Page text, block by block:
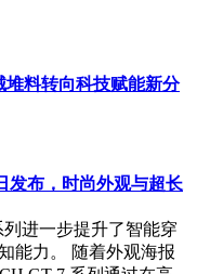
料转向科技赋能新分
发布，时尚外观与超长
进一步提升了智能穿
能力。 随着外观海报